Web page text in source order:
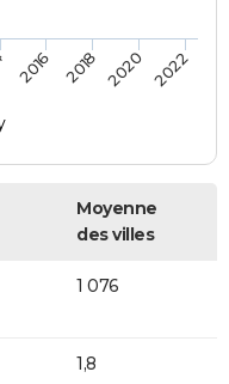
2016 2018 2020 2022
Moyenne
des villes
1 076
1,8